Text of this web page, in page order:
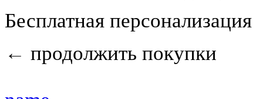
Бесплатная персонализация
← продолжить покупки